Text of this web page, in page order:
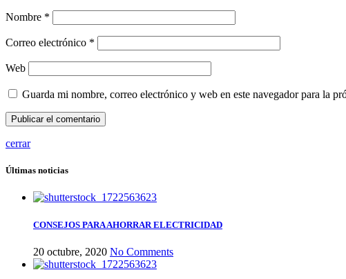
Nombre *
Correo electrónico *
Web
Guarda mi nombre, correo electrónico y web en este navegador para la
cerrar
Últimas noticias
CONSEJOS PARA AHORRAR ELECTRICIDAD
20 octubre, 2020 No Comments